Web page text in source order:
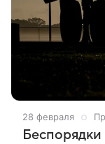
28 февраля
Беспорядки